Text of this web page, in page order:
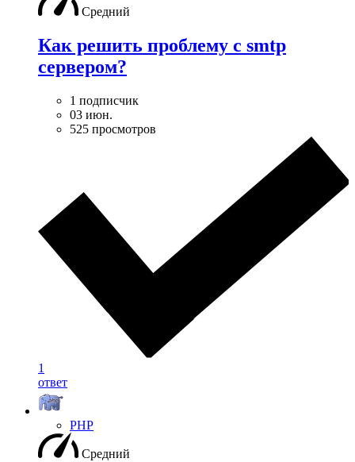
Средний
Как решить проблему с smtp
сервером?
1 подписчик
03 июн.
525 просмотров
1
ответ
PHP
Средний